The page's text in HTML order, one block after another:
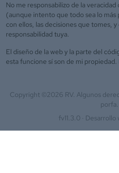
No me responsabilizo de la
(aunque intento que todo sea lo
con ellos, las decisiones que tomes,
responsabilidad tuya.
El diseño de la web y la parte del
esta funcione sí son de mi
Copyright ©2026 RV. Algunos
porfa.
fv11.3.0 · Desarrollo